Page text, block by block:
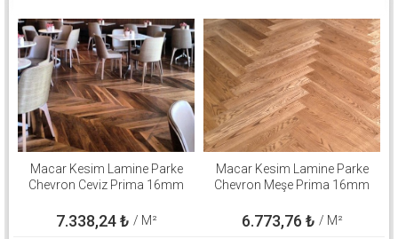
Macar Kesim Lamine Parke
Chevron Ceviz Prima 16mm
7.338,24₺ / M²
Macar Kesim Lamine Parke
Chevron Meşe Prima 16mm
6.773,76 ₺ / M²